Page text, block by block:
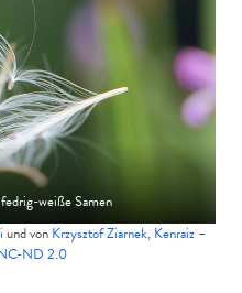
weiße Samen
und von Krzysztof Ziarnek, Kenraiz –
ND 2.0